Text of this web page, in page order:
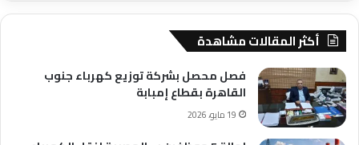
أكثر المقالات مشاهدة
فصل محصل بشركة توزيع كهرباء جنوب
القاهرة بقطاع إمبابة
19 مايو، 2026